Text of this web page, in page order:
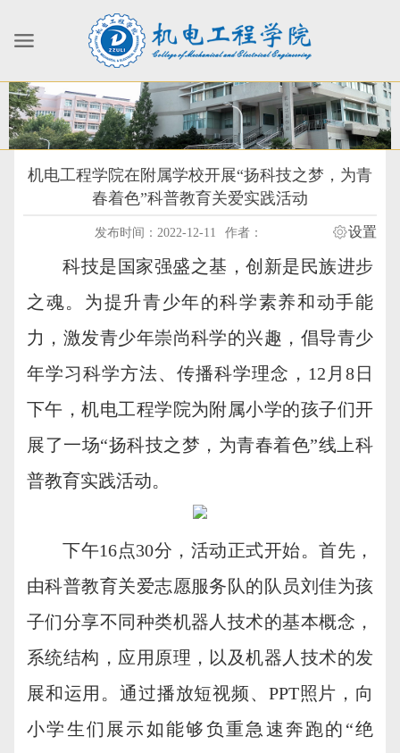
机电工程学院在附属学校开展“扬科技之梦，为青
春着色”科普教育关爱实践活动
发布时间：2022-12-11 作者： 设置
科技是国家强盛之基，创新是民族进步
之魂。为提升青少年的科学素养和动手能
力，激发青少年崇尚科学的兴趣，倡导青少
年学习科学方法、传播科学理念，12月8日
下午，机电工程学院为附属小学的孩子们开
展了一场“扬科技之梦，为青春着色”线上科
普教育实践活动。
下午16点30分，活动正式开始。首先，
由科普教育关爱志愿服务队的队员刘佳为孩
子们分享不同种类机器人技术的基本概念，
系统结构，应用原理，以及机器人技术的发
展和运用。通过播放短视频、PPT照片，向
小学生们展示如能够负重急速奔跑的“绝